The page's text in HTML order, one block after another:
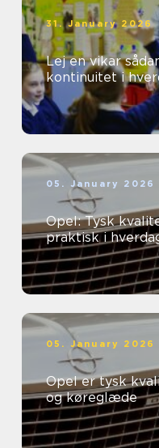
31. January 2026
Lej en vikar sådan skaber du tryghed og
kontinuitet i
05. January 2026
Opel: Tysk
praktisk i
05. January 2026
Opel er tysk
og køreglæde